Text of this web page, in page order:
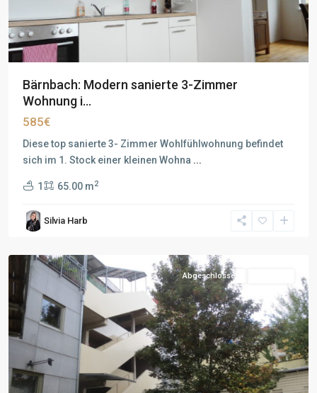
Bärnbach: Modern sanierte 3-Zimmer
Wohnung i...
585€
Diese top sanierte 3- Zimmer Wohlfühlwohnung befindet
sich im 1. Stock einer kleinen Wohna ...
1 65.00 m2
Silvia Harb
Abgeschlossen